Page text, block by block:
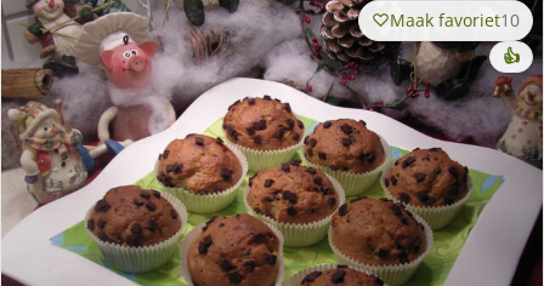
Maak favoriet10
👍